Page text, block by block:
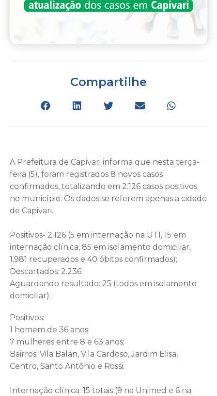
Compartilhe
A Prefeitura de Capivari informa que nesta terça-
feira (5), foram registrados 8 novos casos
confirmados, totalizando em 2.126 casos positivos
no município. Os dados se referem apenas a cidade
de Capivari.
Positivos- 2.126 (5 em internação na UTI, 15 em
internação clínica, 85 em isolamento domiciliar,
1.981 recuperados e 40 óbitos confirmados);
Descartados: 2.236;
Aguardando resultado: 25 (todos em isolamento
domiciliar);
Positivos:
1 homem de 36 anos;
7 mulheres entre 8 e 63 anos;
Bairros: Vila Balan, Vila Cardoso, Jardim Elisa,
Centro, Santo Antônio e Rossi.
Internação clínica: 15 totais (9 na Unimed e 6 na